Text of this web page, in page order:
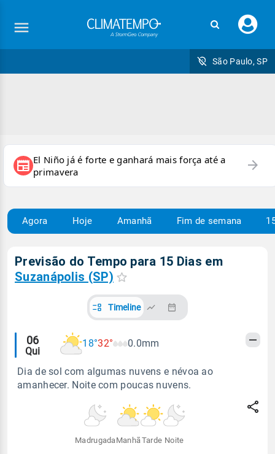
seu
São Paulo, SP
newspaper El Niño já é forte e ganhará mais força até a
primavera
arrow_forward
Agora Hoje Amanhã Fim de semana
Previsão do Tempo para 15 Dias em
Suzanápolis (SP)
Timeline
Alertas
meteorológicos
06
Qui
18°32° 0.0mm
Dia de sol com algumas nuvens e névoa ao
amanhecer. Noite com poucas nuvens.
Madrugada Manhã Tarde Noite